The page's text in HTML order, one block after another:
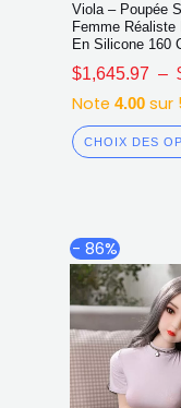
Viola – Poupée
Femme Réaliste
En Silicone 160
$1,645.97 –
Note 4.00sur
CHOIX DES
- 86%